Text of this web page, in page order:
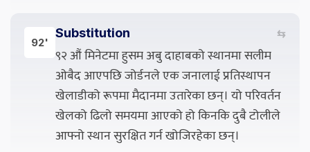
92'
Substitution ⇆
९२ औं मिनेटमा हुसम अबु दाहाबको स्थानमा सलीम
ओबैद आएपछि जोर्डनले एक जनालाई प्रतिस्थापन
खेलाडीको रूपमा मैदानमा उतारेका छन्। यो परिवर्तन
खेलको ढिलो समयमा आएको हो किनकि दुबै टोलीले
आफ्नो स्थान सुरक्षित गर्न खोजिरहेका छन्।